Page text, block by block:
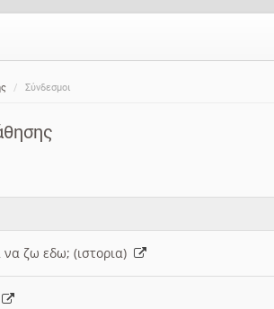
Σύνδεσμοι
ζω εδω; (ιστορια)